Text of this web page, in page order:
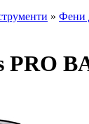
» Фени
PRO